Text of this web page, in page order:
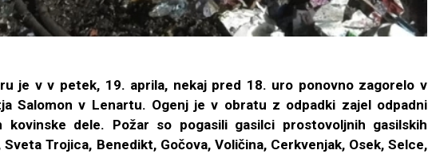
je v v petek, 19. aprila, nekaj pred 18. uro ponovno zagorelo v
Salomon v Lenartu. Ogenj je v obratu z odpadki zajel odpadni
kovinske dele. Požar so pogasili gasilci prostovoljnih gasilskih
Trojica, Benedikt, Gočova, Voličina, Cerkvenjak, Osek, Selce,